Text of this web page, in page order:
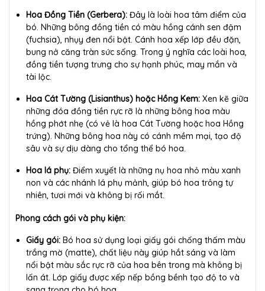
Hoa Đồng Tiền (Gerbera): Đây là loài hoa tâm điểm của
bó. Những bông đồng tiền có màu hồng cánh sen đậm
(fuchsia), nhụy đen nổi bật. Cánh hoa xếp lớp đều đặn,
bung nở căng tràn sức sống. Trong ý nghĩa các loài hoa,
đồng tiền tượng trưng cho sự hạnh phúc, may mắn và
tài lộc.
Hoa Cát Tường (Lisianthus) hoặc Hồng Kem: Xen kẽ giữa
những đóa đồng tiền rực rỡ là những bông hoa màu
hồng phớt nhẹ (có vẻ là hoa Cát Tường hoặc hoa Hồng
trứng). Những bông hoa này có cánh mềm mại, tạo độ
sâu và sự dịu dàng cho tổng thể bó hoa.
Hoa lá phụ: Điểm xuyết là những nụ hoa nhỏ màu xanh
non và các nhánh lá phụ mảnh, giúp bó hoa trông tự
nhiên, tươi mới và không bị rối mắt.
Phong cách gói và phụ kiện:
Giấy gói: Bó hoa sử dụng loại giấy gói chống thấm màu
trắng mờ (matte), chất liệu này giúp hắt sáng và làm
nổi bật màu sắc rực rỡ của hoa bên trong mà không bị
lấn át. Lớp giấy được xếp nếp bồng bềnh tạo độ to và